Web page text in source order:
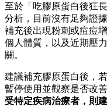
至於「吃膠原蛋白後狂
分析，目前沒有足夠證
補充後出現粉刺或痘痘
個人體質，以及近期壓
關。
建議補充膠原蛋白後，
暫停使用並觀察是否改
受特定疾病治療者，則